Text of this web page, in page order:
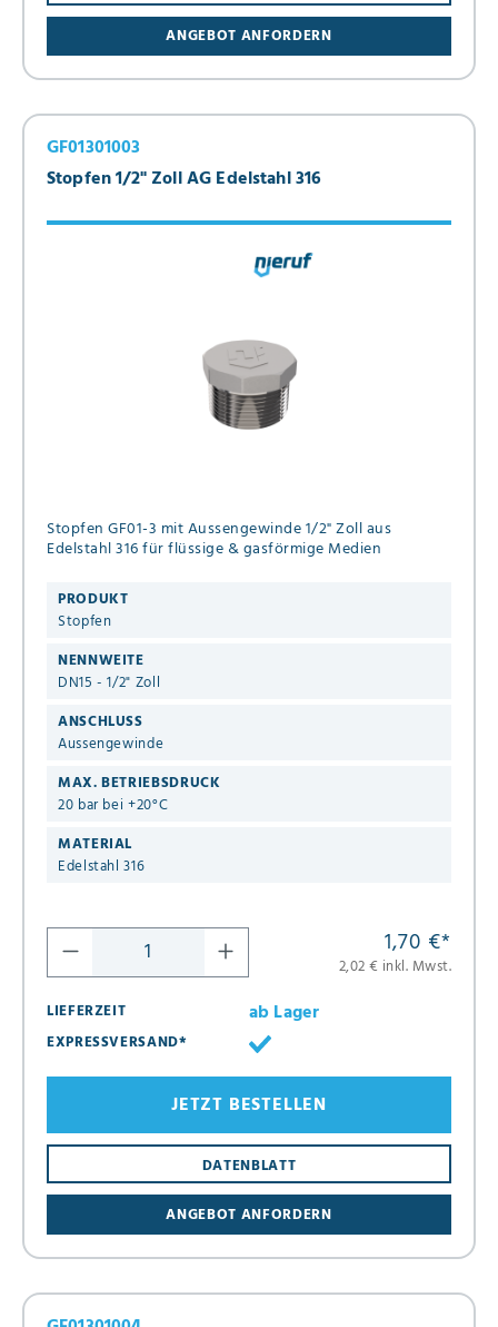
ANGEBOT ANFORDERN
Stopfen 1/2" Zoll AG Edelstahl 316
GF01301003
Stopfen GF01-3 mit Aussengewinde 1/2" Zoll aus
Edelstahl 316 für flüssige & gasförmige Medien
PRODUKT
Stopfen
NENNWEITE
DN15 - 1/2" Zoll
ANSCHLUSS
Aussengewinde
MAX. BETRIEBSDRUCK
20 bar bei +20°C
MATERIAL
Edelstahl 316
1,70 €*
2,02 € inkl. Mwst.
LIEFERZEIT
ab Lager
EXPRESSVERSAND*
ANGEBOT ANFORDERN
DATENBLATT
JETZT BESTELLEN